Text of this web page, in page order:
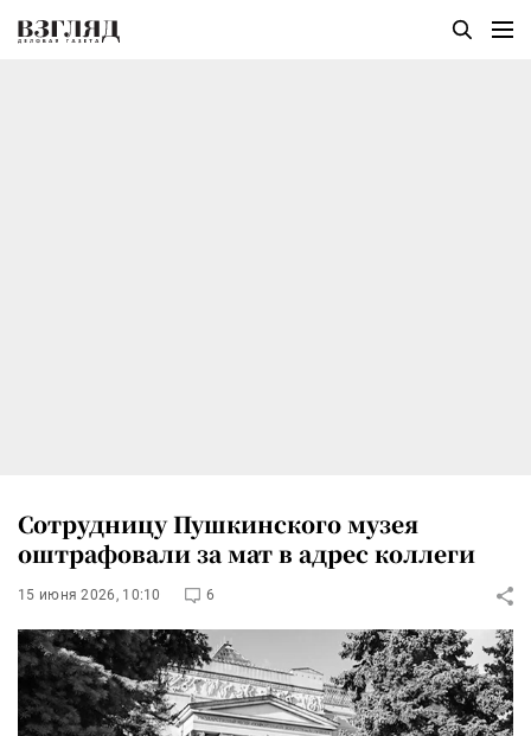
Сотрудницу Пушкинского музея
оштрафовали за мат в адрес коллеги
15 июня 2026, 10:10 6